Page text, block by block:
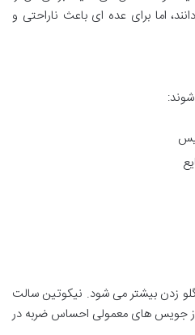
اما برای عده ای باعث ناراحتی و
زدن بیشتر می شود. نیکوتین سالت
جویس های معمولی احساس ضربه در